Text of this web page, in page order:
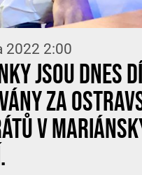
2022 2:00
jsou dnes
za
v